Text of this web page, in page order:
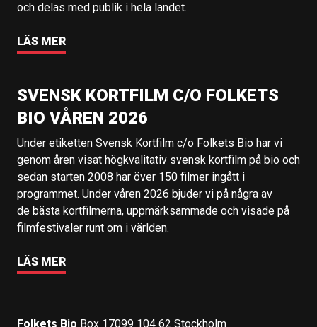
och delas med publik i hela landet.
LÄS MER
SVENSK KORTFILM C/O FOLKETS
BIO VÅREN 2026
Under etiketten Svensk Kortfilm c/o Folkets Bio har vi
genom åren visat högkvalitativ svensk kortfilm på bio och
sedan starten 2008 har över 150 filmer ingått i
programmet. Under våren 2026 bjuder vi på några av
de bästa kortfilmerna, uppmärksammade och visade på
filmfestivaler runt om i världen.
LÄS MER
Folkets Bio Box 17099 104 62 Stockholm